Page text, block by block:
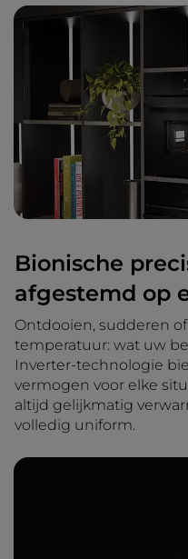
Bionische
afgestemd op
Ontdooien, sudderen
temperatuur: wat uw
Inverter-technologie
vermogen voor elke
altijd gelijkmatig
volledig uniform.